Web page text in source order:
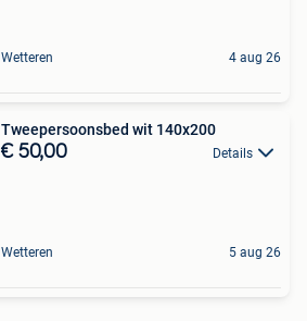
Wetteren 4 aug 26
Tweepersoonsbed wit 140x200
€ 50,00 Details
Wetteren 5 aug 26